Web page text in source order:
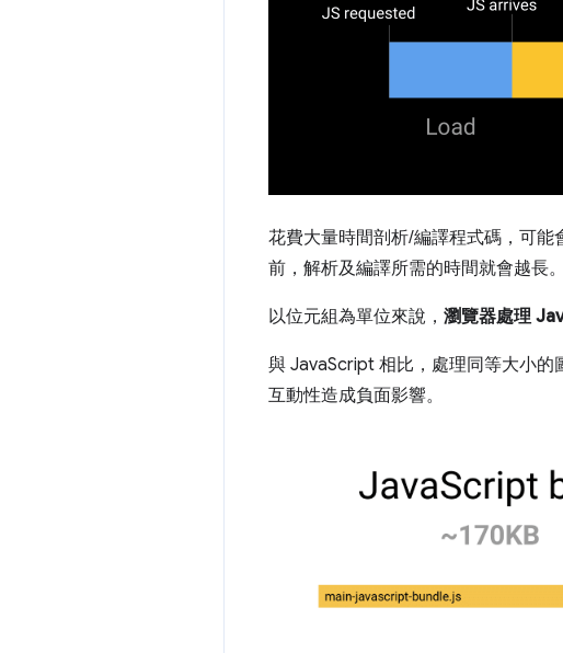
花費大量時間剖析/編譯程式碼，可
前，解析及編譯所需的時間就會越長。
以位元組為單位來說， 瀏覽器處理
與 JavaScript 相比，處理同等大小的
互動性造成負面影響。